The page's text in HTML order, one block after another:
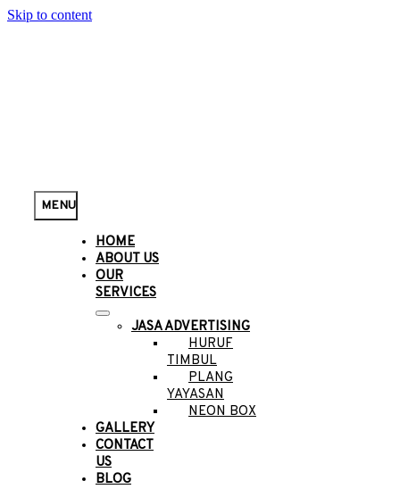
Skip to content
MENU
HOME
ABOUT US
OUR
SERVICES
JASA ADVERTISING
HURUF
TIMBUL
PLANG
YAYASAN
NEON BOX
GALLERY
CONTACT
US
BLOG